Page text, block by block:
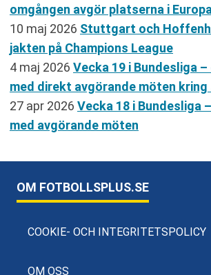
omgången avgör platserna i Europa
10 maj 2026 Stuttgart och
jakten på Champions League
4 maj 2026 Vecka 19 i Bundesliga
med direkt avgörande möten
27 apr 2026 Vecka 18 i Bundesliga
med avgörande möten
OM FOTBOLLSPLUS.SE
COOKIE- OCH INTEGRITETSPOLICY
OM OSS